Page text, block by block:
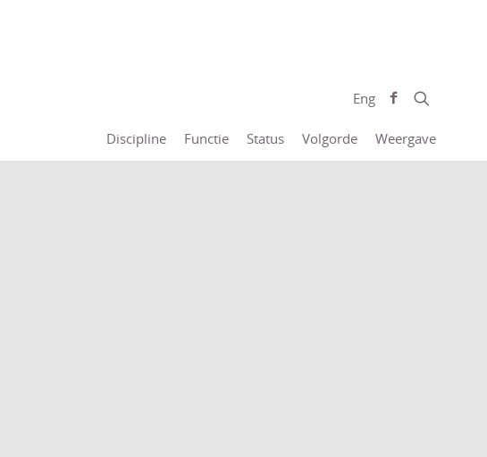
Eng
Discipline Functie Status Volgorde Weergave